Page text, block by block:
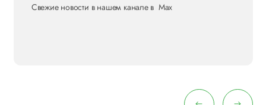
Свежие новости в нашем канале в Max